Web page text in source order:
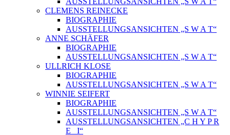
CLEMENS REINECKE
BIOGRAPHIE
AUSSTELLUNGSANSICHTEN „S W A T“
ANNE SCHÄFER
BIOGRAPHIE
AUSSTELLUNGSANSICHTEN „S W A T“
ULLRICH KLOSE
BIOGRAPHIE
AUSSTELLUNGSANSICHTEN „S W A T“
WINNIE SEIFERT
BIOGRAPHIE
AUSSTELLUNGSANSICHTEN „S W A T“
AUSSTELLUNGSANSICHTEN „C H Y P R
E_ I“